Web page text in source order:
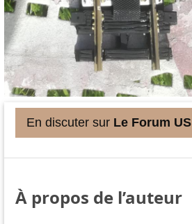
En discuter sur Le Forum US
À propos de l’auteur